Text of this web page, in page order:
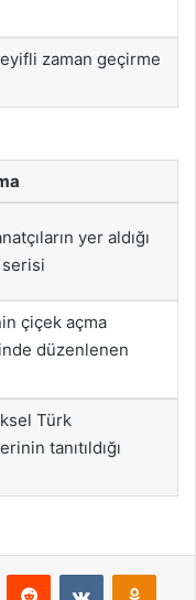
zaman geçirme
yer aldığı
çiçek açma
düzenlenen
Türk
tanıtıldığı
Reddit VKontakte